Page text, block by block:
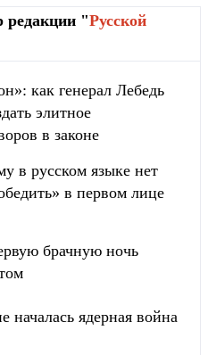
редакции "Русской
как генерал Лебедь
элитное
в законе
в русском языке нет
в первом лице
брачную ночь
началась ядерная война